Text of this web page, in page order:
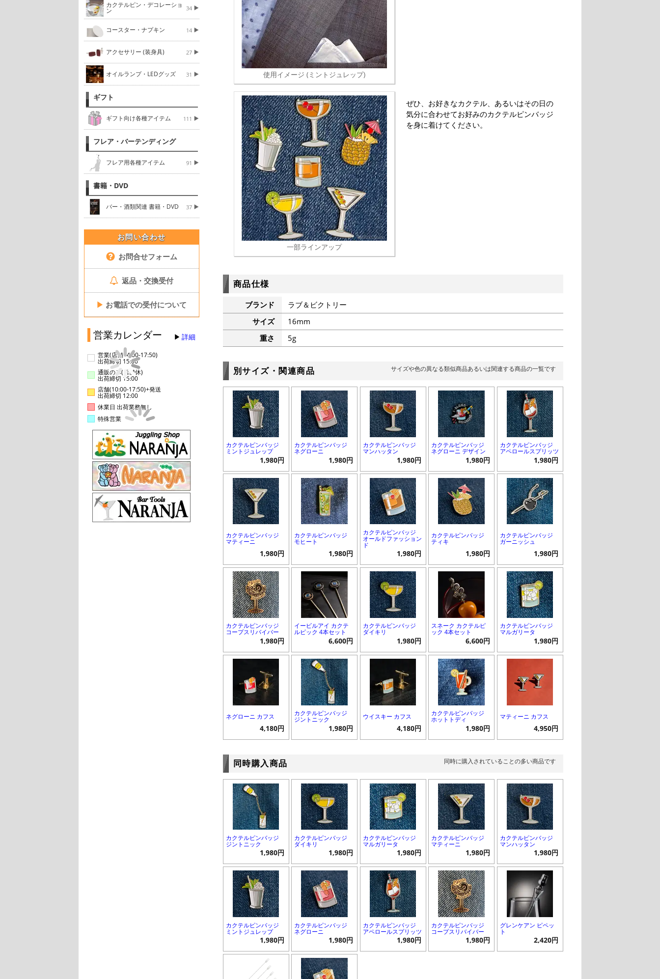
カクテルピン・デコレーショ
ン 34
コースター・ナプキン 14
アクセサリー (装身具) 27
オイルランプ・LEDグッズ 31
ギフト
ギフト向け各種アイテム 111
フレア・バーテンディング
フレア用各種アイテム 91
書籍・DVD
バー・酒類関連 書籍・DVD 37
お問い合わせ
お問合せフォーム
返品・交換受付
▶ お電話での受付について
営業カレンダー 詳細
営業(店舗14:00-17:50)
出荷締切 15:00
通販のみ(店舗休)
出荷締切 15:00
店舗(10:00-17:50)+発送
出荷締切 12:00
休業日 出荷業務無し
特殊営業
使用イメージ (ミントジュレップ)
一部ラインアップ
ぜひ、お好きなカクテル、あるいはその日の
気分に合わせてお好みのカクテルピンバッジ
を身に着けてください。
商品仕様
ブランド
ラブ＆ビクトリー
サイズ
16mm
重さ
5g
別サイズ・関連商品 サイズや色の異なる類似商品あるいは関連する商品の一覧です
カクテルピンバッジ
ミントジュレップ
1,980円
カクテルピンバッジ
ネグローニ
1,980円
カクテルピンバッジ
マンハッタン
1,980円
カクテルピンバッジ
ネグローニ デザイン
1,980円
カクテルピンバッジ
アペロールスプリッツ
1,980円
カクテルピンバッジ
マティーニ
1,980円
カクテルピンバッジ
モヒート
1,980円
カクテルピンバッジ
オールドファッション
ド
1,980円
カクテルピンバッジ
ティキ
1,980円
カクテルピンバッジ
ガーニッシュ
1,980円
カクテルピンバッジ
コープスリバイバー
1,980円
イービルアイ カクテ
ルピック 4本セット
6,600円
カクテルピンバッジ
ダイキリ
1,980円
スネーク カクテルピ
ック 4本セット
6,600円
カクテルピンバッジ
マルガリータ
1,980円
ネグローニ カフス
4,180円
カクテルピンバッジ
ジントニック
1,980円
ウイスキー カフス
4,180円
カクテルピンバッジ
ホットトディ
1,980円
マティーニ カフス
4,950円
同時購入商品 同時に購入されていることの多い商品です
カクテルピンバッジ
ジントニック
1,980円
カクテルピンバッジ
ダイキリ
1,980円
カクテルピンバッジ
マルガリータ
1,980円
カクテルピンバッジ
マティーニ
1,980円
カクテルピンバッジ
マンハッタン
1,980円
カクテルピンバッジ
ミントジュレップ
1,980円
カクテルピンバッジ
ネグローニ
1,980円
カクテルピンバッジ
アペロールスプリッツ
1,980円
カクテルピンバッジ
コープスリバイバー
1,980円
グレンケアン ピペッ
ト
2,420円